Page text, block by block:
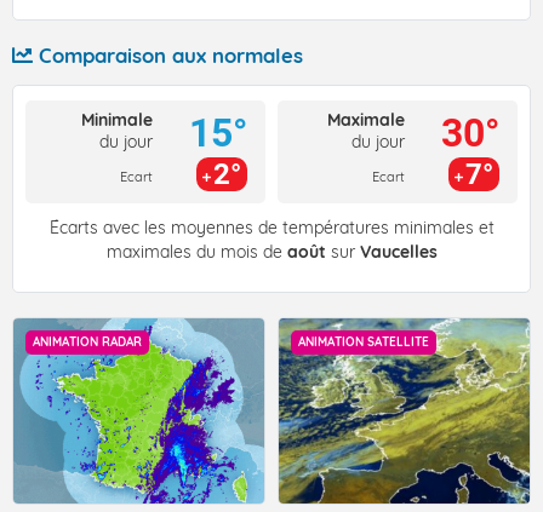
Comparaison aux normales
Minimale
du jour
Ecart
15°
2°
Maximale
du jour
Ecart
30°
7°
Écarts avec les moyennes de températures minimales et
maximales du mois de août sur Vaucelles
ANIMATION RADAR ANIMATION SATELLITE